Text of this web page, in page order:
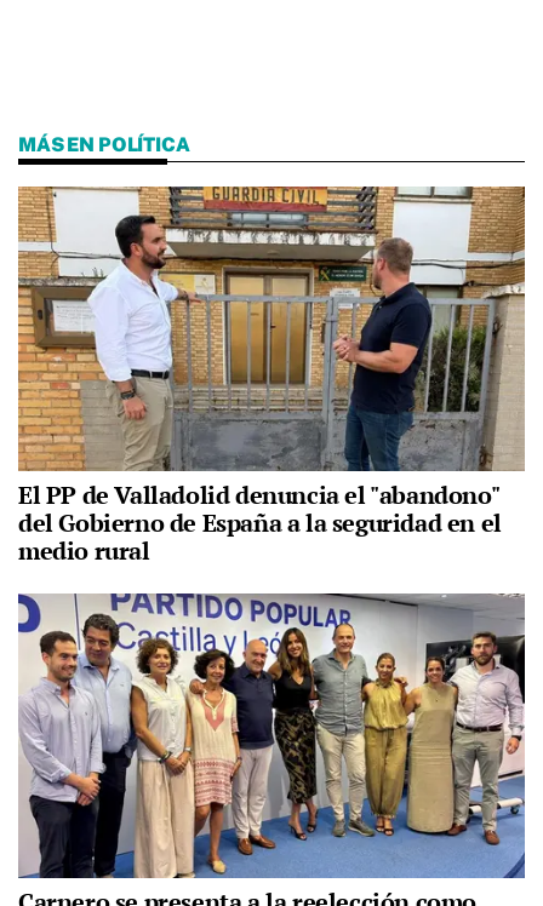
MÁS EN POLÍTICA
El PP de Valladolid denuncia el "abandono"
del Gobierno de España a la seguridad en el
medio rural